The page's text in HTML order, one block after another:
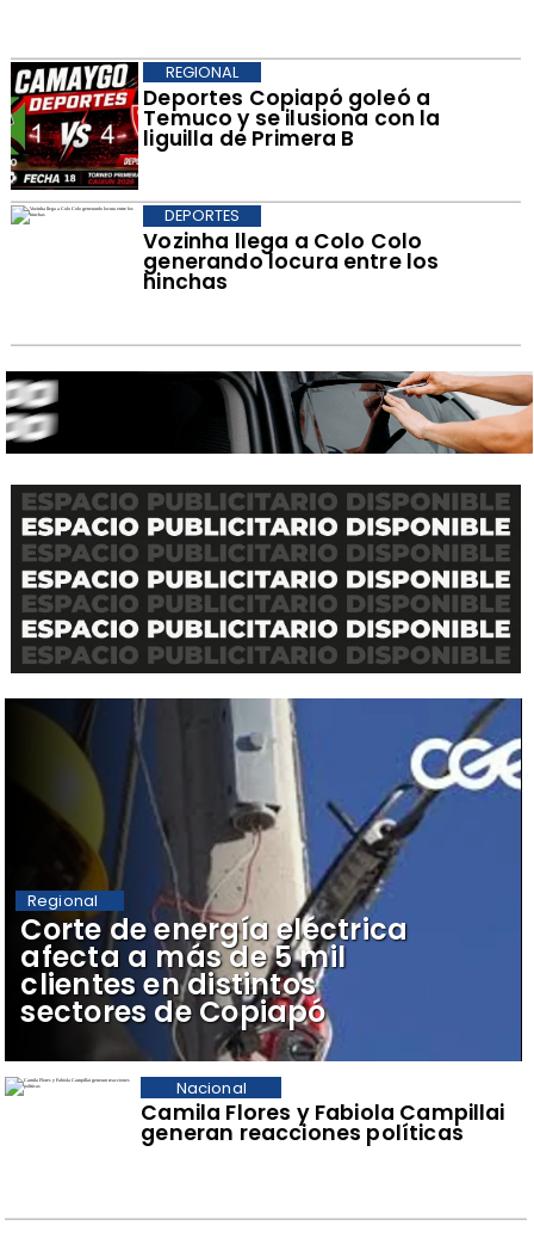
Deportes Copiapó goleó a
Temuco y se ilusiona con la
liguilla de Primera B
REGIONAL
Vozinha llega a Colo Colo
generando locura entre los
hinchas
DEPORTES
Camila Flores y Fabiola Campillai
generan reacciones políticas
Nacional
Corte de energía eléctrica
afecta a más de 5 mil
clientes en distintos
sectores de Copiapó
Regional